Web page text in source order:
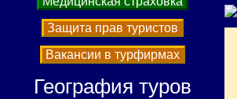
Защита прав туристов
Вакансии в турфирмах
География туров